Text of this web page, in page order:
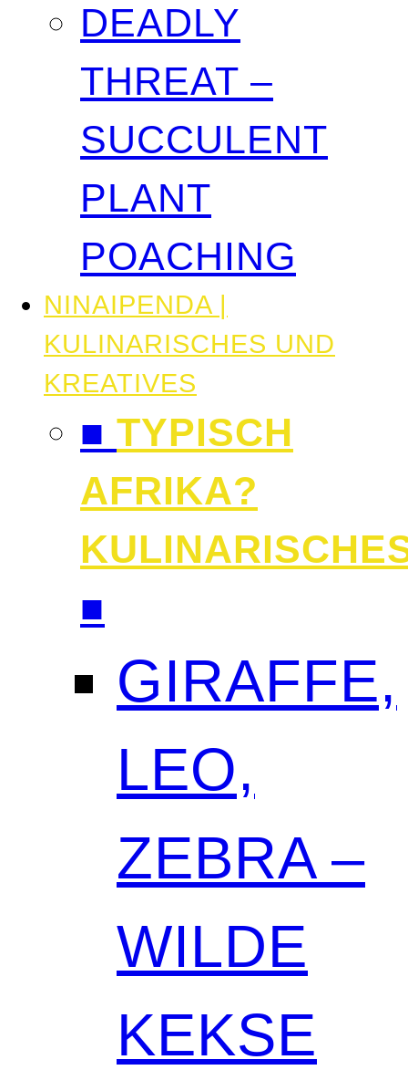
DEADLY
THREAT –
SUCCULENT
PLANT
POACHING
NINAIPENDA |
KULINARISCHES UND
KREATIVES
■ TYPISCH
AFRIKA?
■
GIRAFFE,
LEO,
ZEBRA –
WILDE
KEKSE